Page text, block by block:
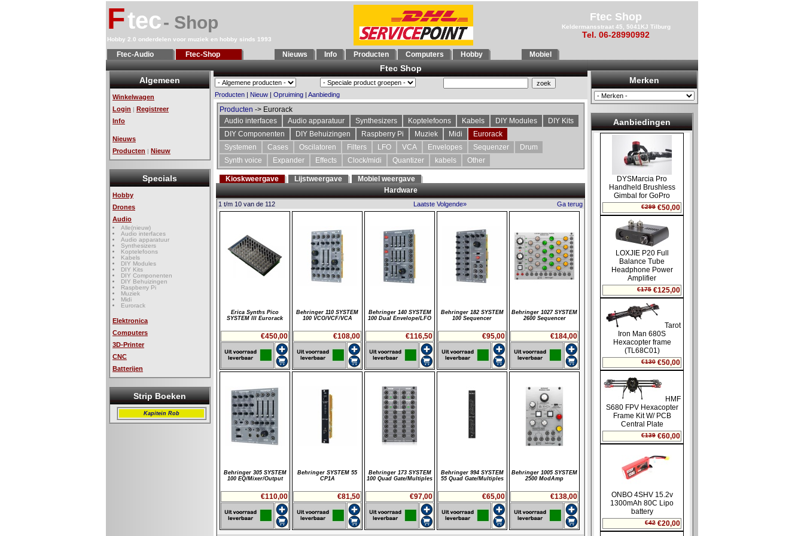
Ftec- Shop
Hobby 2.0 onderdelen voor muziek en hobby sinds 1993
Ftec Shop
Keldermansstraat 45, 5041KJ Tilburg
Tel. 06-28990992
Ftec-Audio Ftec-Shop Nieuws Info Producten Computers Hobby Mobiel
Algemeen
Winkelwagen
Login | Registreer
Info
Nieuws
Producten | Nieuw
Specials
Hobby
Drones
Audio
Alle(nieuw)
Audio interfaces
Audio apparatuur
Synthesizers
Koptelefoons
Kabels
DIY Modules
DIY Kits
DIY Componenten
DIY Behuizingen
Raspberry Pi
Muziek
Midi
Eurorack
Elektronica
Computers
3D-Printer
CNC
Batterijen
Strip Boeken
Kapitein Rob
Ftec Shop
Producten | Nieuw | Opruiming | Aanbieding
Producten -> Eurorack
Audio interfaces
Audio apparatuur Synthesizers Koptelefoons Kabels DIY Modules
DIY Kits
DIY Componenten
DIY Behuizingen Raspberry Pi Muziek Midi
Eurorack
Systemen
Cases Oscilatoren Filters LFO VCA Envelopes Sequenzer
Drum
Synth voice
Expander Effects Clock/midi Quantizer kabels Other
Kioskweergave Lijstweergave
Mobiel weergave
Hardware
1 t/m 10 van de 112 Laatste Volgende» Ga terug
Erica Synths Pico
SYSTEM III Eurorack
€450,00
Behringer 110 SYSTEM
100 VCO/VCF/VCA
€108,00
Behringer 140 SYSTEM
100 Dual Envelope/LFO
€116,50
Behringer 182 SYSTEM
100 Sequencer
€95,00
Behringer 1027 SYSTEM
2600 Sequencer
€184,00
Behringer 305 SYSTEM
100 EQ/Mixer/Output
€110,00
Behringer SYSTEM 55
CP1A
€81,50
Behringer 173 SYSTEM
100 Quad Gate/Multiples
€97,00
Behringer 994 SYSTEM
55 Quad Gate/Multiples
€65,00
Behringer 1005 SYSTEM
2500 ModAmp
€138,00
Merken
Aanbiedingen